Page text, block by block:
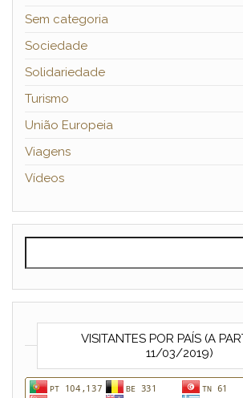
Sem categoria
Sociedade
Solidariedade
Turismo
União Europeia
Viagens
Vídeos
VISITANTES POR PAÍS (A
11/03/2019)